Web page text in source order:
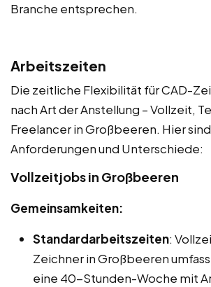
Branche entsprechen.
Arbeitszeiten
Die zeitliche Flexibilität für CAD-
nach Art der Anstellung – Vollzeit,
Freelancer in Großbeeren. Hier
Anforderungen und Unterschiede:
Vollzeitjobs in Großbeeren
Gemeinsamkeiten:
Standardarbeitszeiten:
Zeichner in Großbeeren
eine 40-Stunden-Woche mit